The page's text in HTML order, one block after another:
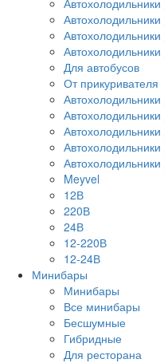
Для автобусов
От прикуривателя
Meyvel
12В
220В
24В
12-220В
12-24В
Минибары
Минибары
Все минибары
Бесшумные
Гибридные
Для ресторана